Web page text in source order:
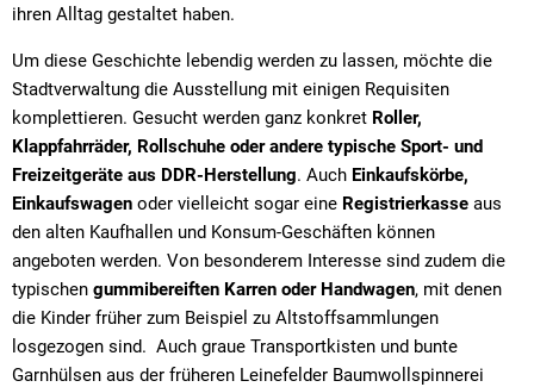
ihren Alltag gestaltet haben.
Um diese Geschichte lebendig werden zu lassen, möchte die
Stadtverwaltung die Ausstellung mit einigen Requisiten
komplettieren. Gesucht werden ganz konkret Roller,
Klappfahrräder, Rollschuhe oder andere typische Sport- und
Freizeitgeräte aus DDR-Herstellung. Auch Einkaufskörbe,
Einkaufswagen oder vielleicht sogar eine Registrierkasse aus
den alten Kaufhallen und Konsum-Geschäften können
angeboten werden. Von besonderem Interesse sind zudem die
typischen gummibereiften Karren oder Handwagen, mit denen
die Kinder früher zum Beispiel zu Altstoffsammlungen
losgezogen sind. Auch graue Transportkisten und bunte
Garnhülsen aus der früheren Leinefelder Baumwollspinnerei